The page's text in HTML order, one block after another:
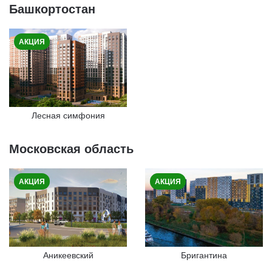
Башкортостан
АКЦИЯ
Лесная симфония
Московская область
АКЦИЯ
Аникеевский
АКЦИЯ
Бригантина